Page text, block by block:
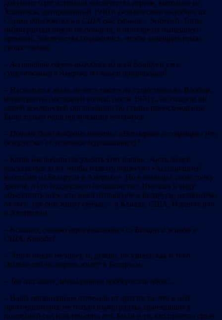
документ о регистрации землячества евреев, выходцев из
Хойников, датированный 1910 г. (землячество выходцев из
Слуцка образовалось в США ещё раньше – belisrael). Тогда
иммигрантам никто не помогал, в отличие от нынешнего
времени. Землячества создавались, чтобы защищать права
своих членов.
– Ассоциация евреев-выходцев из всей Беларуси уже
существовала в Америке до вашей организации?
– Насколько я знаю, ничего такого не существовало. Вообще,
иммигранты последней волны, после 1970 г., не создали ни
одной земляческой организации по стране происхождения.
Была только одна организация ветеранов.
– Почему было выбрано название «Всемирная ассоциация» (по-
белорусски: «Сусветнае згуртаванне»)?
– Когда мы начали обсуждать этот вопрос, часть людей
высказалась за то, чтобы назвать общество «Ассоциацией
выходцев из Беларуси в Америке». Но я защищал свою точку
зрения, и его поддержало большинство. Имелось в виду
объединить всех, кто имел отношение к Беларуси, независимо
от того, где они живут сейчас, – в Канаде, США, Израиле или
в Австралии.
– Кстати сколько евреев-выходцев из Беларуси живёт в
США, Канаде?
– Этого никто не знает, и, думаю, не узнает, как и того,
сколько сейчас евреев живёт в Беларуси.
– Так или иначе, иммигранты поддержали идею…
– Нашу организацию отличало от других то, что к ней
присоединились не только иммигранты, приехавшие в
последний год или три-пять лет. Были и те, кто приехал сразу